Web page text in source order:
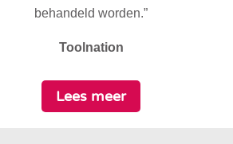
behandeld worden.”
Toolnation
Lees meer